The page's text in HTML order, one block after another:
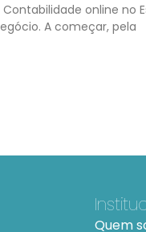
online no
A começar, pela
Quem